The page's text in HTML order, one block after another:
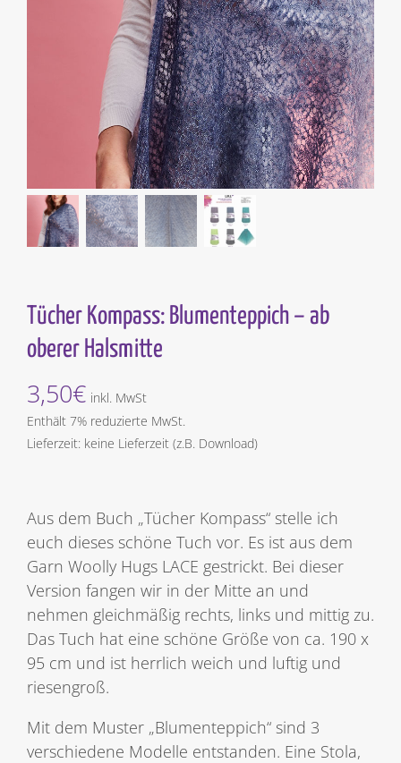
Tücher Kompass: Blumenteppich – ab
oberer Halsmitte
3,50€ inkl. MwSt
Enthält 7% reduzierte MwSt.
Lieferzeit: keine Lieferzeit (z.B. Download)
Aus dem Buch „Tücher Kompass“ stelle ich
euch dieses schöne Tuch vor. Es ist aus dem
Garn Woolly Hugs LACE gestrickt. Bei dieser
Version fangen wir in der Mitte an und
nehmen gleichmäßig rechts, links und mittig zu.
Das Tuch hat eine schöne Größe von ca. 190 x
95 cm und ist herrlich weich und luftig und
riesengroß.
Mit dem Muster „Blumenteppich“ sind 3
verschiedene Modelle entstanden. Eine Stola,